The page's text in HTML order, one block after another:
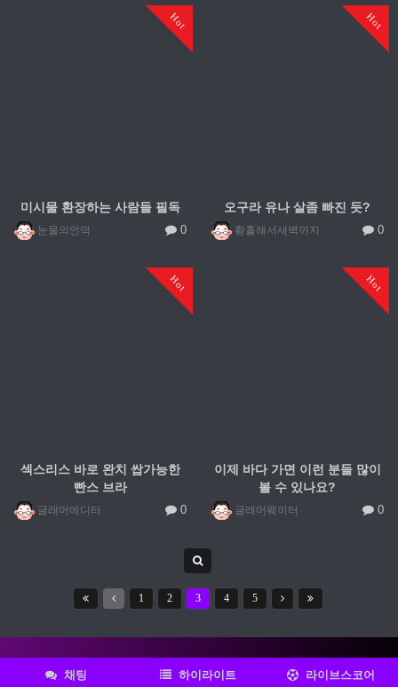
Hot
미시물 환장하는 사람들 필독
눈물의언덕 0
Hot
오구라 유나 살좀 빠진 듯?
황홀해서새벽까지 0
Hot
섹스리스 바로 완치 쌉가능한
빤스 브라
글래머에디터 0
Hot
이제 바다 가면 이런 분들 많이
볼 수 있나요?
글래머웨이터 0
1 2 3 4 5
채팅 하이라이트 라이브스코어